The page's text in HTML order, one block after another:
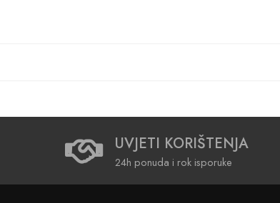
UVJETI KORIŠTENJA
24h ponuda i rok isporuke